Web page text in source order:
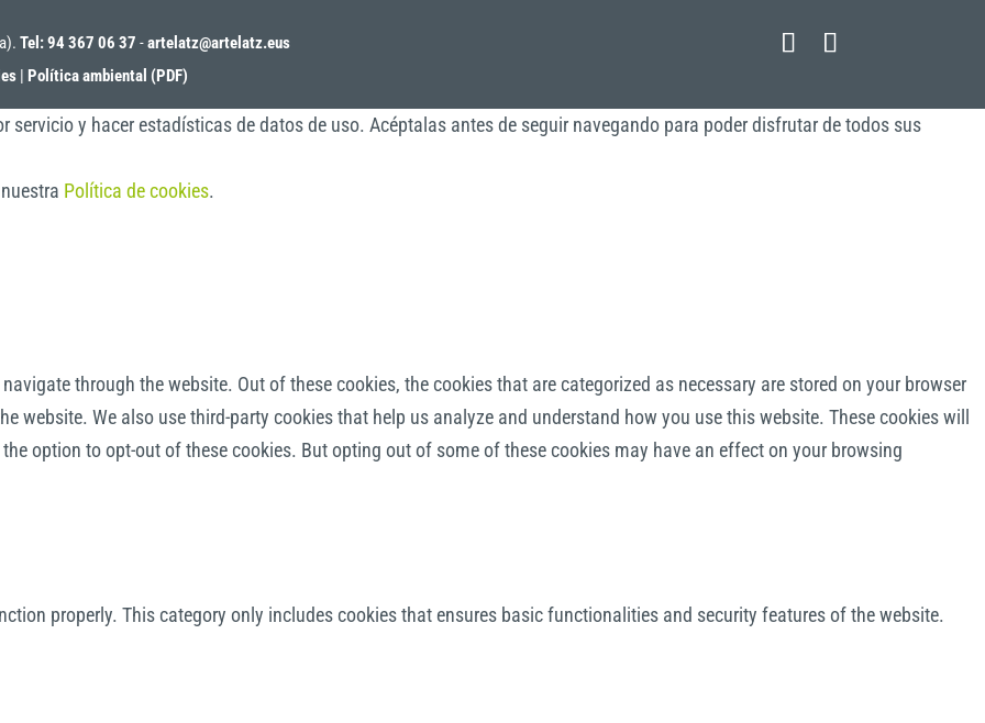
Tel: 94 367 06 37 -artelatz@artelatz.eus
|Política ambiental (PDF)
servicio y hacer estadísticas de datos de uso. Acéptalas antes de seguir navegando para poder disfrutar de todos sus
Política de cookies.
through the website. Out of these cookies, the cookies that are categorized as necessary are stored on your browser
website. We also use third-party cookies that help us analyze and understand how you use this website. These cookies will
option to opt-out of these cookies. But opting out of some of these cookies may have an effect on your browsing
properly. This category only includes cookies that ensures basic functionalities and security features of the website.